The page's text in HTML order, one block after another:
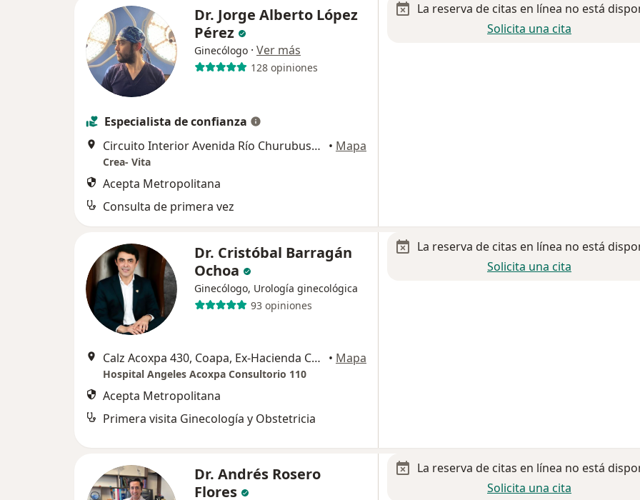
Dr. Jorge Alberto López
Pérez
Ginecólogo · Ver más
128 opiniones
Especialista de confianza
Circuito Interior Avenida Río Churubusco 318, Coyoacán • Mapa
Crea- Vita
Acepta Metropolitana
Consulta de primera vez
La reserva de citas en línea no está
Solicita una cita
Dr. Cristóbal Barragán
Ochoa
Ginecólogo, Urología ginecológica
93 opiniones
Calz Acoxpa 430, Coapa, Ex-Hacienda Coapa, Tlalpan, 14308 Ciudad de México, CDMX, Tlalpan • Mapa
Hospital Angeles Acoxpa Consultorio 110
Acepta Metropolitana
Primera visita Ginecología y Obstetricia
La reserva de citas en línea no está
Solicita una cita
Dr. Andrés Rosero
Flores
La reserva de citas en línea no está
Solicita una cita